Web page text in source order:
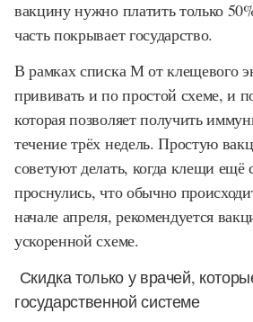
вакцину нужно платить только
часть покрывает государство.
В рамках списка М от клещевого
прививать и по простой схеме, и
которая позволяет получить
течение трёх недель. Простую
советуют делать, когда клещи ещё
проснулись, что обычно
начале апреля, рекомендуется
ускоренной схеме.
Скидка только у врачей,
государственной системе